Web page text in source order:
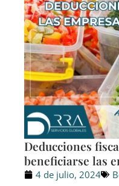
Deducciones
beneficiarse las
4 de julio, 2024